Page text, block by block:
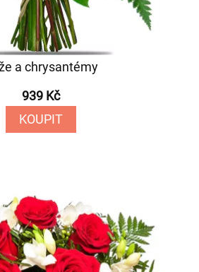
a chrysantémy
939 Kč
KOUPIT